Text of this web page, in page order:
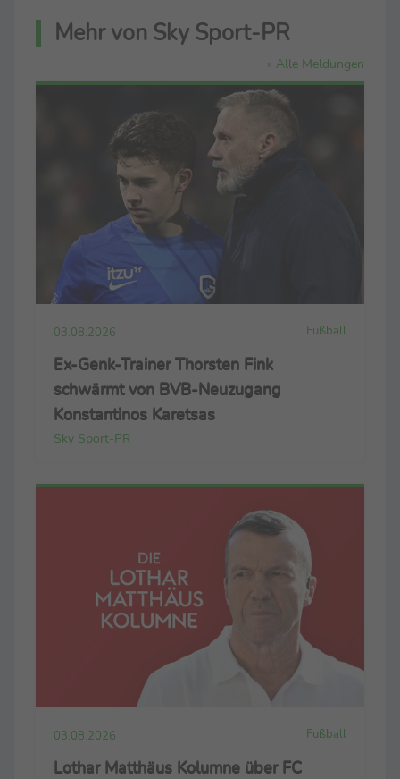
Mehr von Sky Sport-PR
» Alle Meldungen
03.08.2026 Fußball
Ex-Genk-Trainer Thorsten Fink
schwärmt von BVB-Neuzugang
Konstantinos Karetsas
Sky Sport-PR
03.08.2026 Fußball
Lothar Matthäus Kolumne über FC